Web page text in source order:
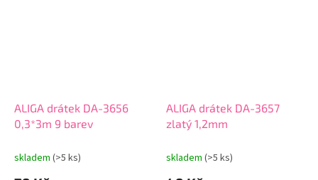
ALIGA drátek DA-3656
0,3*3m 9 barev
skladem (>5 ks)
ALIGA drátek DA-3657
zlatý 1,2mm
skladem (>5 ks)